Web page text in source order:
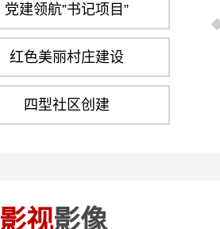
党建领航”书记项目”
红色美丽村庄建设
四型社区创建
影视影像